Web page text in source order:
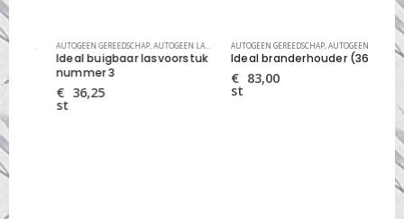
AUTOGEEN LASGEREEDSCHAP AUTOGEEN GEREEDSCHAP,AUTOGEEN LAS EN SNIJGEREEDSCHAP , AUTOGEEN LASGEREEDSCHAP
Ideal buigbaar lasvoorstuk
nummer 3
36,25
AUTOGEEN GEREEDSCHAP,AUTOGEEN LAS EN SNIJGEREEDSCHAP
Ideal branderhouder (3601)
83,00